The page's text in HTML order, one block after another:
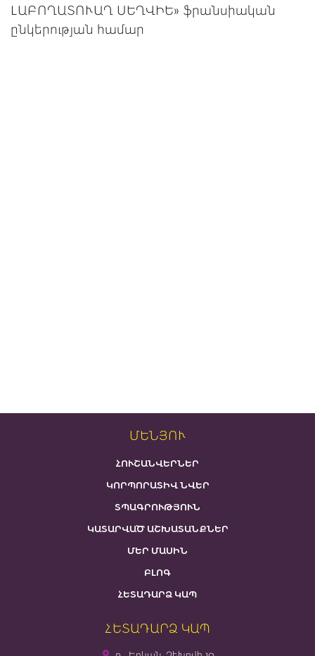
ԼԱԲՈՂԱՏՈՒԱՂ ՍԵՂՎԻԵ» ֆրանսիական
ընկերության համար
ՄԵՆՅՈՒ
ՀՈՒՇԱՆՎԵՐՆԵՐ
ԿՈՐՊՈՐԱՏԻՎ ՆՎԵՐ
ՏՊԱԳՐՈՒԹՅՈՒՆ
ԿԱՏԱՐՎԱԾ ԱՇԽԱՏԱՆՔՆԵՐ
ՄԵՐ ՄԱՍԻՆ
ԲԼՈԳ
ՀԵՏԱԴԱՐՁ ԿԱՊ
ՀԵՏԱԴԱՐՁ ԿԱՊ